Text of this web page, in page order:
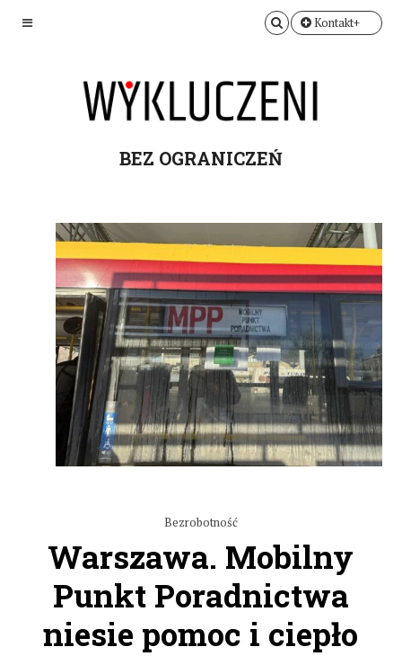
Kontakt+
BEZ OGRANICZEŃ
Bezrobotność
Warszawa. Mobilny
Punkt Poradnictwa
niesie pomoc i ciepło